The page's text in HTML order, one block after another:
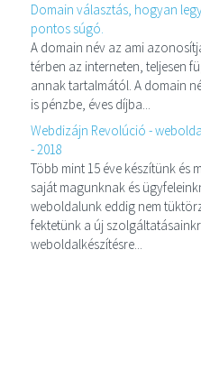
Domain választás, hogyan
pontos súgó.
A domain név az ami
térben az interneten, teljesen
annak tartalmától. A domain
is pénzbe, éves díjba...
Webdizájn Revolúció -
- 2018
Több mint 15 éve készítünk és
saját magunknak és
weboldalunk eddig nem
fektetünk a új
weboldalkészítésre...